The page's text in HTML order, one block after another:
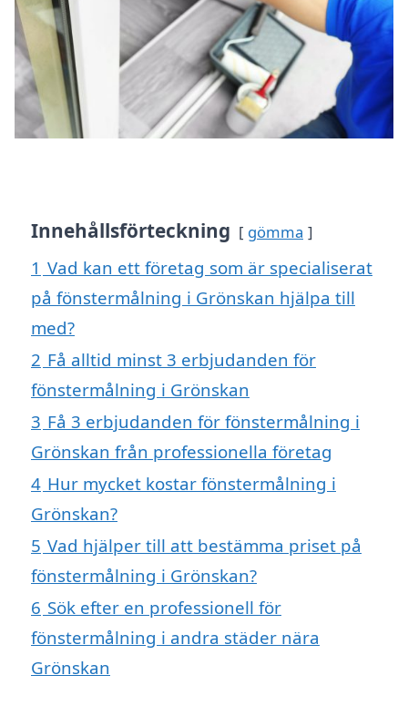
Innehållsförteckning gömma
1 Vad kan ett företag som är specialiserat
på fönstermålning i Grönskan hjälpa till
med?
2 Få alltid minst 3 erbjudanden för
fönstermålning i Grönskan
3 Få 3 erbjudanden för fönstermålning i
Grönskan från professionella företag
4 Hur mycket kostar fönstermålning i
Grönskan?
5 Vad hjälper till att bestämma priset på
fönstermålning i Grönskan?
6 Sök efter en professionell för
fönstermålning i andra städer nära
Grönskan